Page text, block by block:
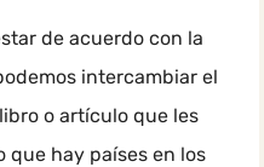
de acuerdo con la
intercambiar el
o artículo que les
que hay países en los